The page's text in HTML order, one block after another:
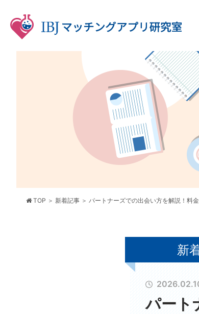
TOP 新着記事 パートナーズでの出会い方を解説！料
新
パート